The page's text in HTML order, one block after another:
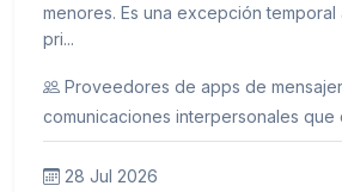
menores. Es una excepción temporal
pri...
Proveedores de apps de
comunicaciones interpersonales que
28 Jul 2026